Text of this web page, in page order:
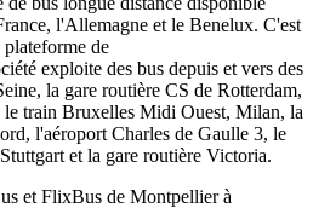
l'Allemagne et le Benelux. C'est
de
exploite des bus depuis et vers des
la gare routière CS de Rotterdam,
train Bruxelles Midi Ouest, Milan, la
l'aéroport Charles de Gaulle 3, le
et la gare routière Victoria.
et FlixBus de Montpellier à